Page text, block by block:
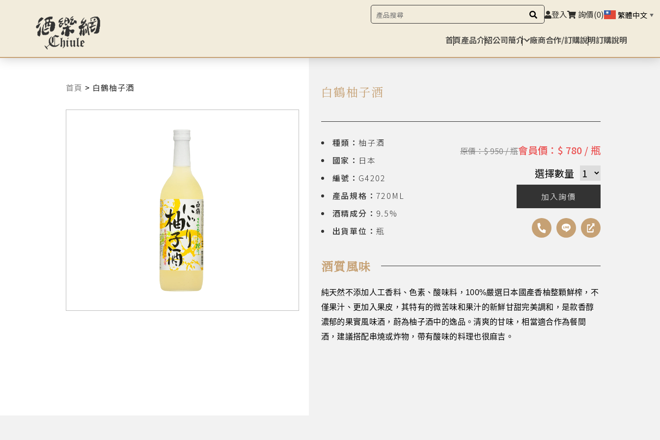
登入 詢價(0) 繁體中文 ▼
首頁產品介紹公司簡介 廠商合作/訂購說明訂購說明
首頁 > 白鶴柚子酒 白鶴柚子酒
種類： 柚子酒
國家： 日本
編號： G4202
產品規格： 720ML
酒精成分： 9.5%
出貨單位： 瓶
原價：$ 950 / 瓶會員價：$ 780 / 瓶
選擇數量
加入詢價
酒質風味
純天然不添加人工香料、色素、酸味料，100%嚴選日本國產香柚整顆鮮榨，不
僅果汁、更加入果皮，其特有的微苦味和果汁的新鮮甘甜完美調和，是款香醇
濃郁的果實風味酒，蔚為柚子酒中的逸品。清爽的甘味，相當適合作為餐間
酒，建議搭配串燒或炸物，帶有酸味的料理也很麻吉。